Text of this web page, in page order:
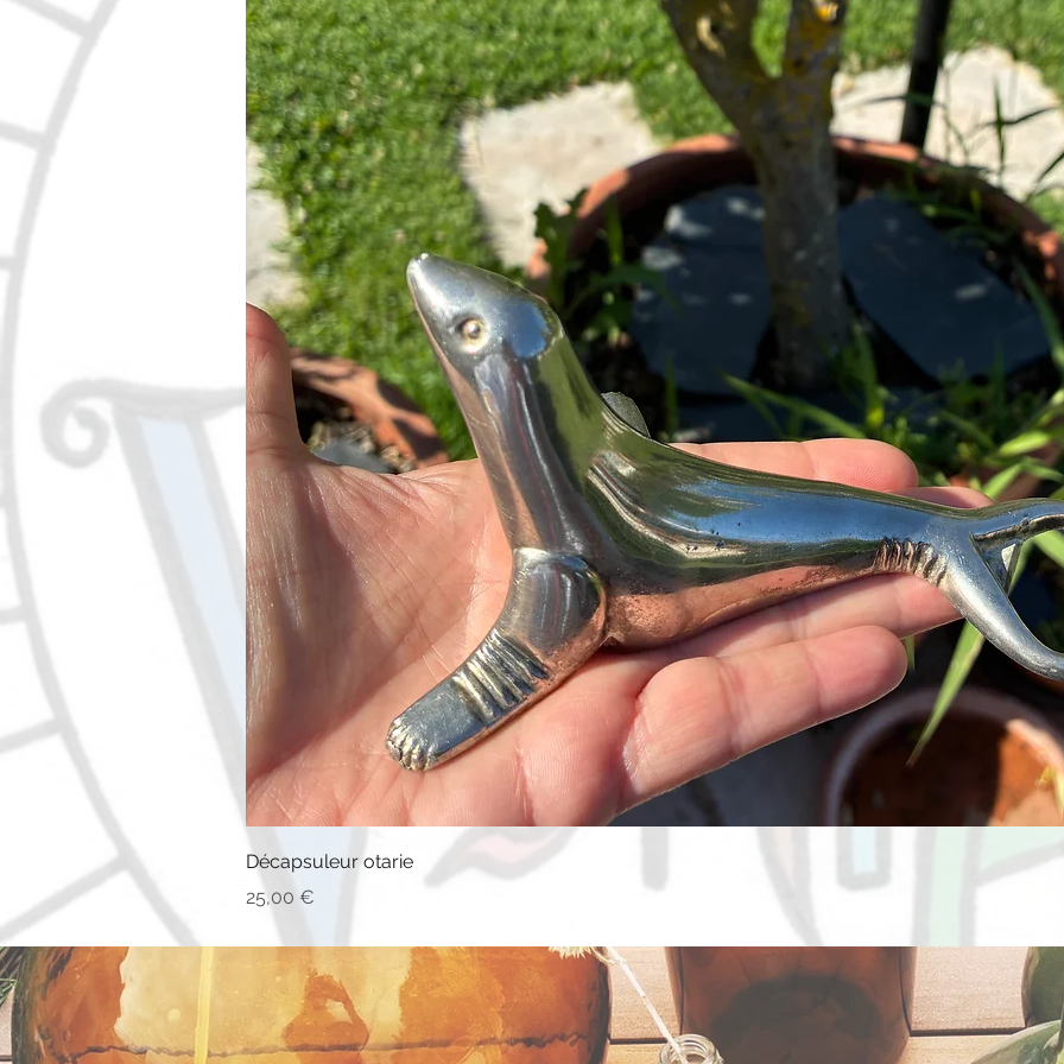
Décapsuleur otarie
Prix
25,00 €